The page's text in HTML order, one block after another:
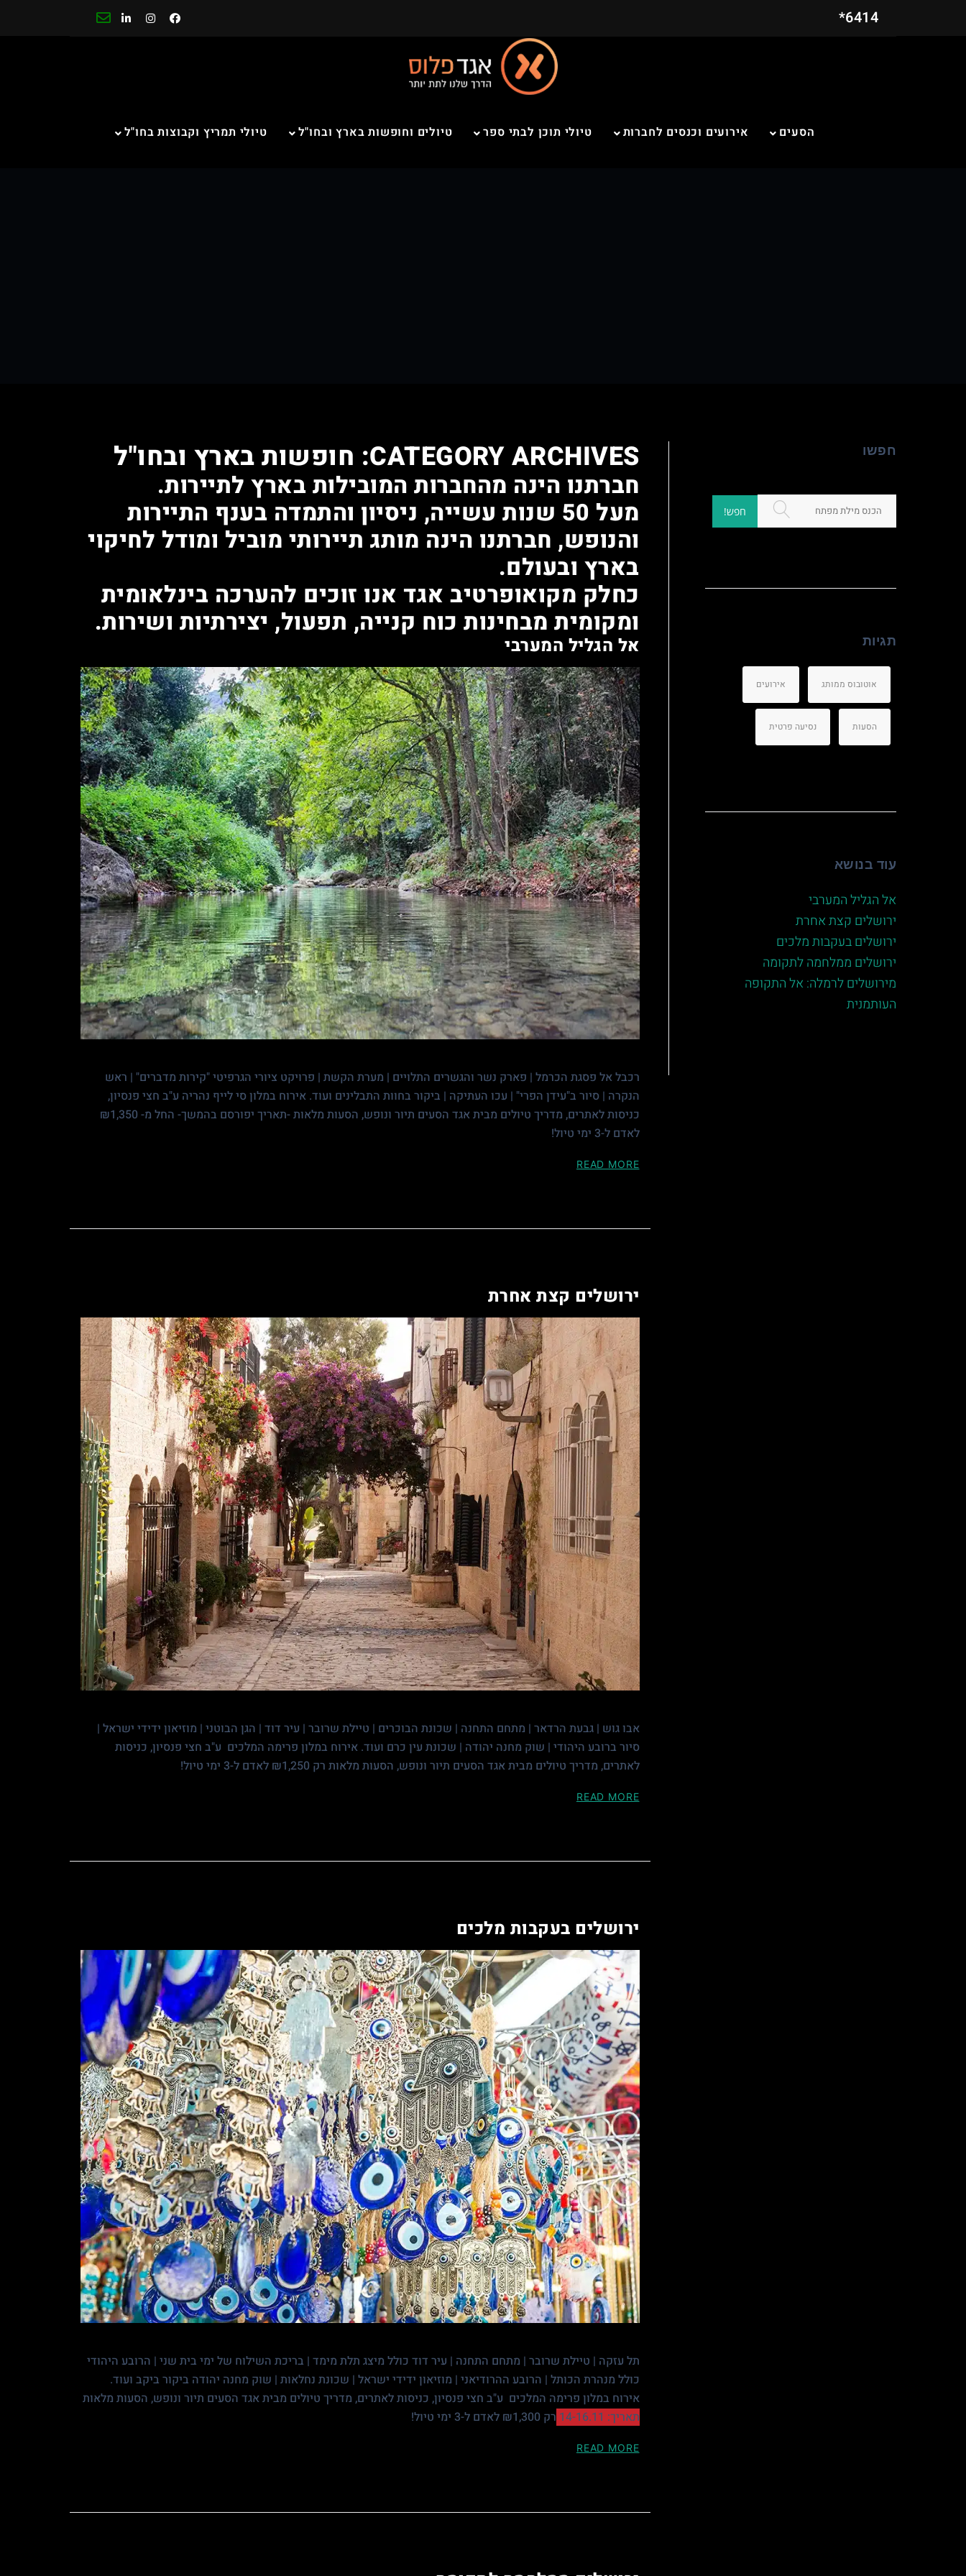
6414*
הסעים אירועים וכנסים לחברות טיולי תוכן לבתי ספר טיולים וחופשות בארץ ובחו"ל טיולי תמריץ וקבוצות בחו"ל
CATEGORY ARCHIVES: חופשות בארץ ובחו"ל
חברתנו הינה מהחברות המובילות בארץ לתיירות.
מעל 50 שנות עשייה, ניסיון והתמדה בענף התיירות
והנופש, חברתנו הינה מותג תיירותי מוביל ומודל לחיקוי
בארץ ובעולם.
כחלק מקואופרטיב אגד אנו זוכים להערכה בינלאומית
ומקומית מבחינות כוח קנייה, תפעול, יצירתיות ושירות.
אל הגליל המערבי
רכבל אל פסגת הכרמל | פארק נשר והגשרים התלויים | מערת הקשת | פרויקט ציורי הגרפיטי "קירות מדברים" | ראש
הנקרה | סיור ב"עידן הפרי" | עכו העתיקה | ביקור בחוות התבלינים ועוד. אירוח במלון סי לייף נהריה ע"ב חצי פנסיון,
כניסות לאתרים, מדריך טיולים מבית אגד הסעים תיור ונופש, הסעות מלאות -תאריך יפורסם בהמשך- החל מ- ₪1,350
לאדם ל-3 ימי טיול!
READ MORE
ירושלים קצת אחרת
אבו גוש | גבעת הרדאר | מתחם התחנה | שכונת הבוכרים | טיילת שרובר | עיר דוד | הגן הבוטני | מוזיאון ידידי ישראל |
סיור ברובע היהודי | שוק מחנה יהודה | שכונת עין כרם ועוד. אירוח במלון פרימה המלכים ע"ב חצי פנסיון, כניסות
לאתרים, מדריך טיולים מבית אגד הסעים תיור ונופש, הסעות מלאות רק ₪1,250 לאדם ל-3 ימי טיול!
READ MORE
ירושלים בעקבות מלכים
תל עזקה | טיילת שרובר | מתחם התחנה | עיר דוד כולל מיצג תלת מימד | בריכת השילוח של ימי בית שני | הרובע היהודי
כולל מנהרת הכותל | הרובע ההרודיאני | מוזיאון ידידי ישראל | שכונת נחלאות | שוק מחנה יהודה ביקור ביקב ועוד.
אירוח במלון פרימה המלכים ע"ב חצי פנסיון, כניסות לאתרים, מדריך טיולים מבית אגד הסעים תיור ונופש, הסעות מלאות
תאריך: 14-16.11
רק ₪1,300 לאדם ל-3 ימי טיול!
READ MORE
חפשו
חפש!
תגיות
אוטובוס ממותג אירועים
הסעות נסיעה פרטית
עוד בנושא
אל הגליל המערבי
ירושלים קצת אחרת
ירושלים בעקבות מלכים
ירושלים ממלחמה לתקומה
מירושלים לרמלה: אל התקופה
העותמנית